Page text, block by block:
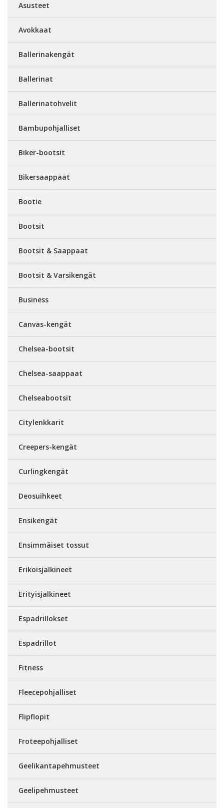
Asusteet
Avokkaat
Ballerinakengät
Ballerinat
Ballerinatohvelit
Bambupohjalliset
Biker-bootsit
Bikersaappaat
Bootie
Bootsit
Bootsit & Saappaat
Bootsit & Varsikengät
Business
Canvas-kengät
Chelsea-bootsit
Chelsea-saappaat
Chelseabootsit
Citylenkkarit
Creepers-kengät
Curlingkengät
Deosuihkeet
Ensikengät
Ensimmäiset tossut
Erikoisjalkineet
Erityisjalkineet
Espadrillokset
Espadrillot
Fitness
Fleecepohjalliset
Flipflopit
Froteepohjalliset
Geelikantapehmusteet
Geelipehmusteet